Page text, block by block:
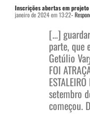
Inscrições abertas em projeto
janeiro de 2024 em 13:22-
[…]
parte, que
Getúlio
FOI
setembro
começou.